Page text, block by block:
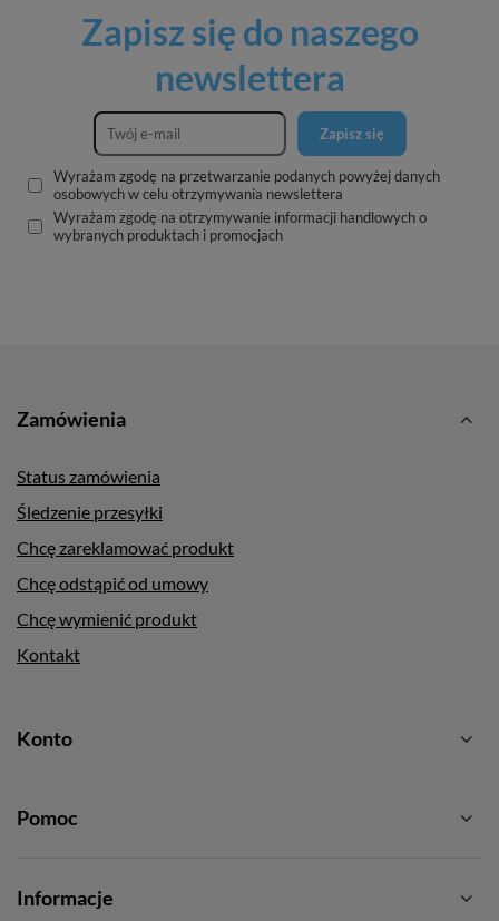
Zapisz się do naszego
newslettera
Zapisz się
Wyrażam zgodę na przetwarzanie podanych powyżej danych
osobowych w celu otrzymywania newslettera
Wyrażam zgodę na otrzymywanie informacji handlowych o
wybranych produktach i promocjach
Zamówienia
Status zamówienia
Śledzenie przesyłki
Chcę zareklamować produkt
Chcę odstąpić od umowy
Chcę wymienić produkt
Kontakt
Konto
Pomoc
Informacje